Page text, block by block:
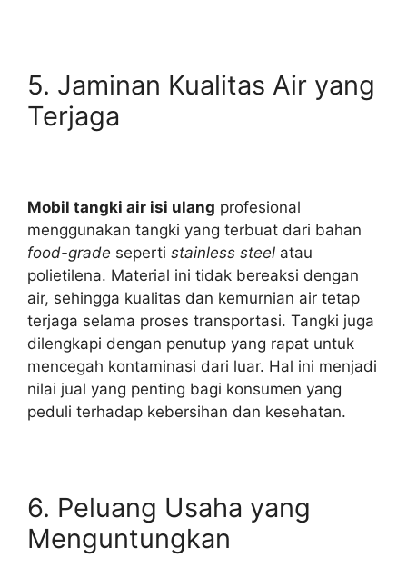
5. Jaminan Kualitas Air yang
Terjaga
Mobil tangki air isi ulang profesional
menggunakan tangki yang terbuat dari bahan
food-grade seperti stainless steel atau
polietilena. Material ini tidak bereaksi dengan
air, sehingga kualitas dan kemurnian air tetap
terjaga selama proses transportasi. Tangki juga
dilengkapi dengan penutup yang rapat untuk
mencegah kontaminasi dari luar. Hal ini menjadi
nilai jual yang penting bagi konsumen yang
peduli terhadap kebersihan dan kesehatan.
6. Peluang Usaha yang
Menguntungkan